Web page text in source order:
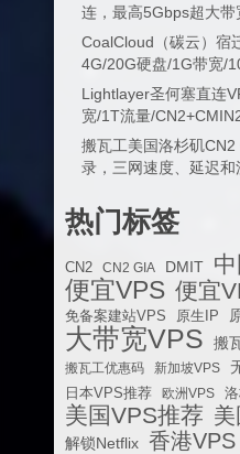
连，最高5Gbps超大带
CoalCloud（碳云）宿
4G/20G硬盘/1G带宽/
Lightlayer圣何塞直连
宽/1T流量/
搬瓦工美国洛杉矶
录，三网速度、延迟
热门标签
CN2 CN2 GIA DMIT
便宜VPS 便宜
免备案建站VPS 原生IP
大带宽VPS 搬
搬瓦工优惠码
新加坡VPS
日本VPS推荐 欧洲VPS
美国VPS推荐
解锁Netflix 香港VPS